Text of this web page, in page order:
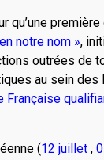
qu’une
notre nom »,
outrées de
au sein des
Française
(12 juillet ,